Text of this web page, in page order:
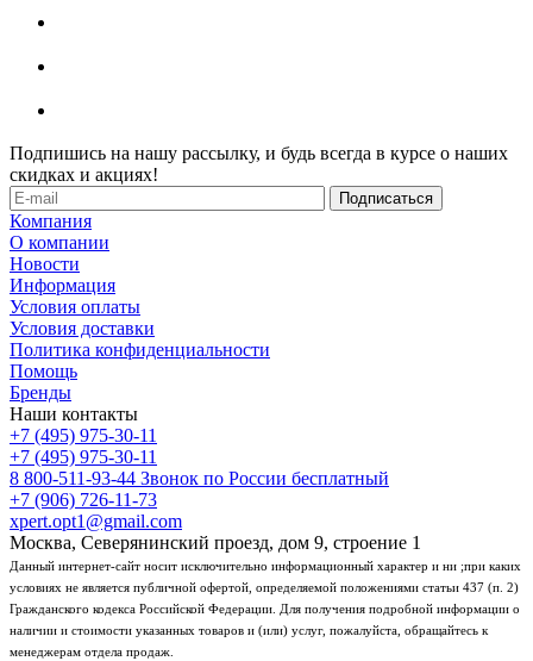
Подпишись на нашу рассылку, и будь всегда в курсе о наших
скидках и акциях!
Компания
О компании
Новости
Информация
Условия оплаты
Условия доставки
Политика конфиденциальности
Помощь
Бренды
Наши контакты
+7 (495) 975-30-11
+7 (495) 975-30-11
8 800-511-93-44 Звонок по России бесплатный
+7 (906) 726-11-73
xpert.opt1@gmail.com
Москва, Северянинский проезд, дом 9, строение 1
Данный интернет-сайт носит исключительно информационный характер и ни ;при каких
условиях не является публичной офертой, определяемой положениями статьи 437 (п. 2)
Гражданского кодекса Российской Федерации. Для получения подробной информации о
наличии и стоимости указанных товаров и (или) услуг, пожалуйста, обращайтесь к
менеджерам отдела продаж.